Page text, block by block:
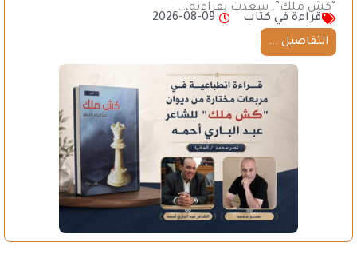
“كش ملك”. سعدت بقراءته،…
قراءة في كتاب
2026-08-09
التفاصيل ...